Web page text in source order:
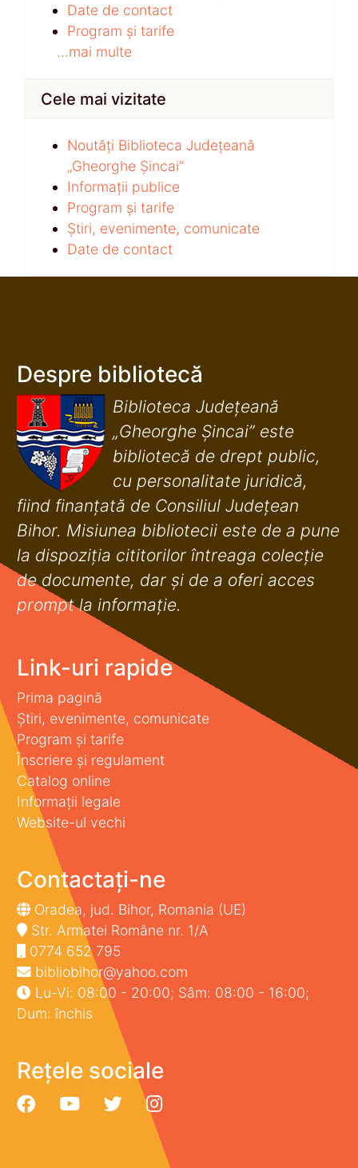
Date de contact
Program și tarife
...mai multe
Cele mai vizitate
Noutăți Biblioteca Județeană
„Gheorghe Șincai”
Informații publice
Program și tarife
Știri, evenimente, comunicate
Date de contact
Despre bibliotecă
Biblioteca Județeană
„Gheorghe Șincai” este
bibliotecă de drept public,
cu personalitate juridică,
fiind finanţată de Consiliul Judeţean
Bihor. Misiunea bibliotecii este de a pune
la dispoziţia cititorilor întreaga colecţie
de documente, dar şi de a oferi acces
prompt la informaţie.
Link-uri rapide
Prima pagină
Știri, evenimente, comunicate
Program și tarife
Înscriere și regulament
Catalog online
Informații legale
Website-ul vechi
Contactați-ne
Oradea, jud. Bihor, Romania (UE)
Str. Armatei Române nr. 1/A
0774 652 795
bibliobihor@yahoo.com
Lu-Vi: 08:00 - 20:00; Sâm: 08:00 - 16:00;
Dum: închis
Rețele sociale